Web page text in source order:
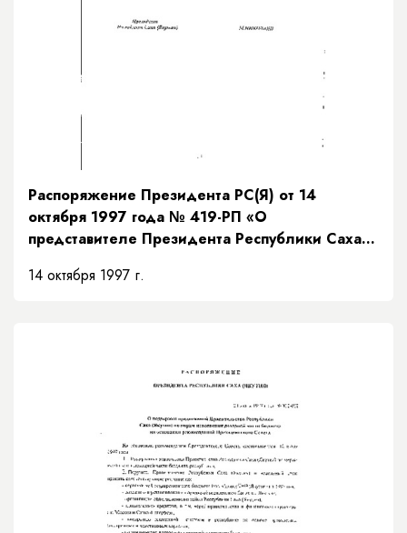
Распоряжение Президента РС(Я) от 14
октября 1997 года № 419-РП «О
представителе Президента Республики Саха
14 октября 1997 г.